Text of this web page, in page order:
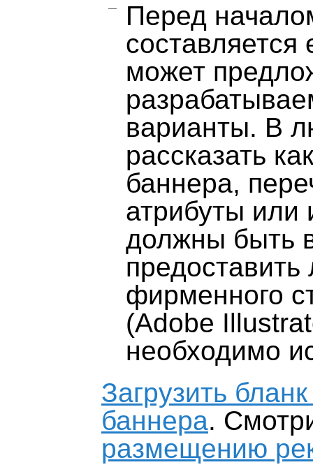
Перед
может
варианты. В
рассказать
баннера,
атрибуты
должны быть
фирменного
(Adobe
необходимо
Загрузить
баннера.
размещению